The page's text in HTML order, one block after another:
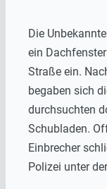
Die
ein
Straße ein.
begaben sich
durchsuchten
Schubladen.
Einbrecher
Polizei unter